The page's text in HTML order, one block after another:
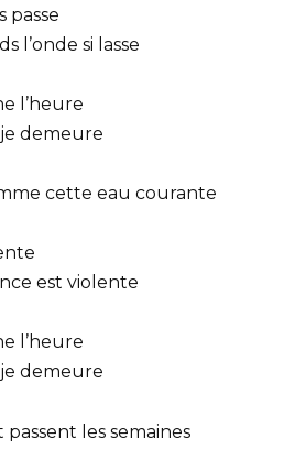
passe
l’onde si lasse
l’heure
je demeure
cette eau courante
est violente
l’heure
je demeure
passent les semaines